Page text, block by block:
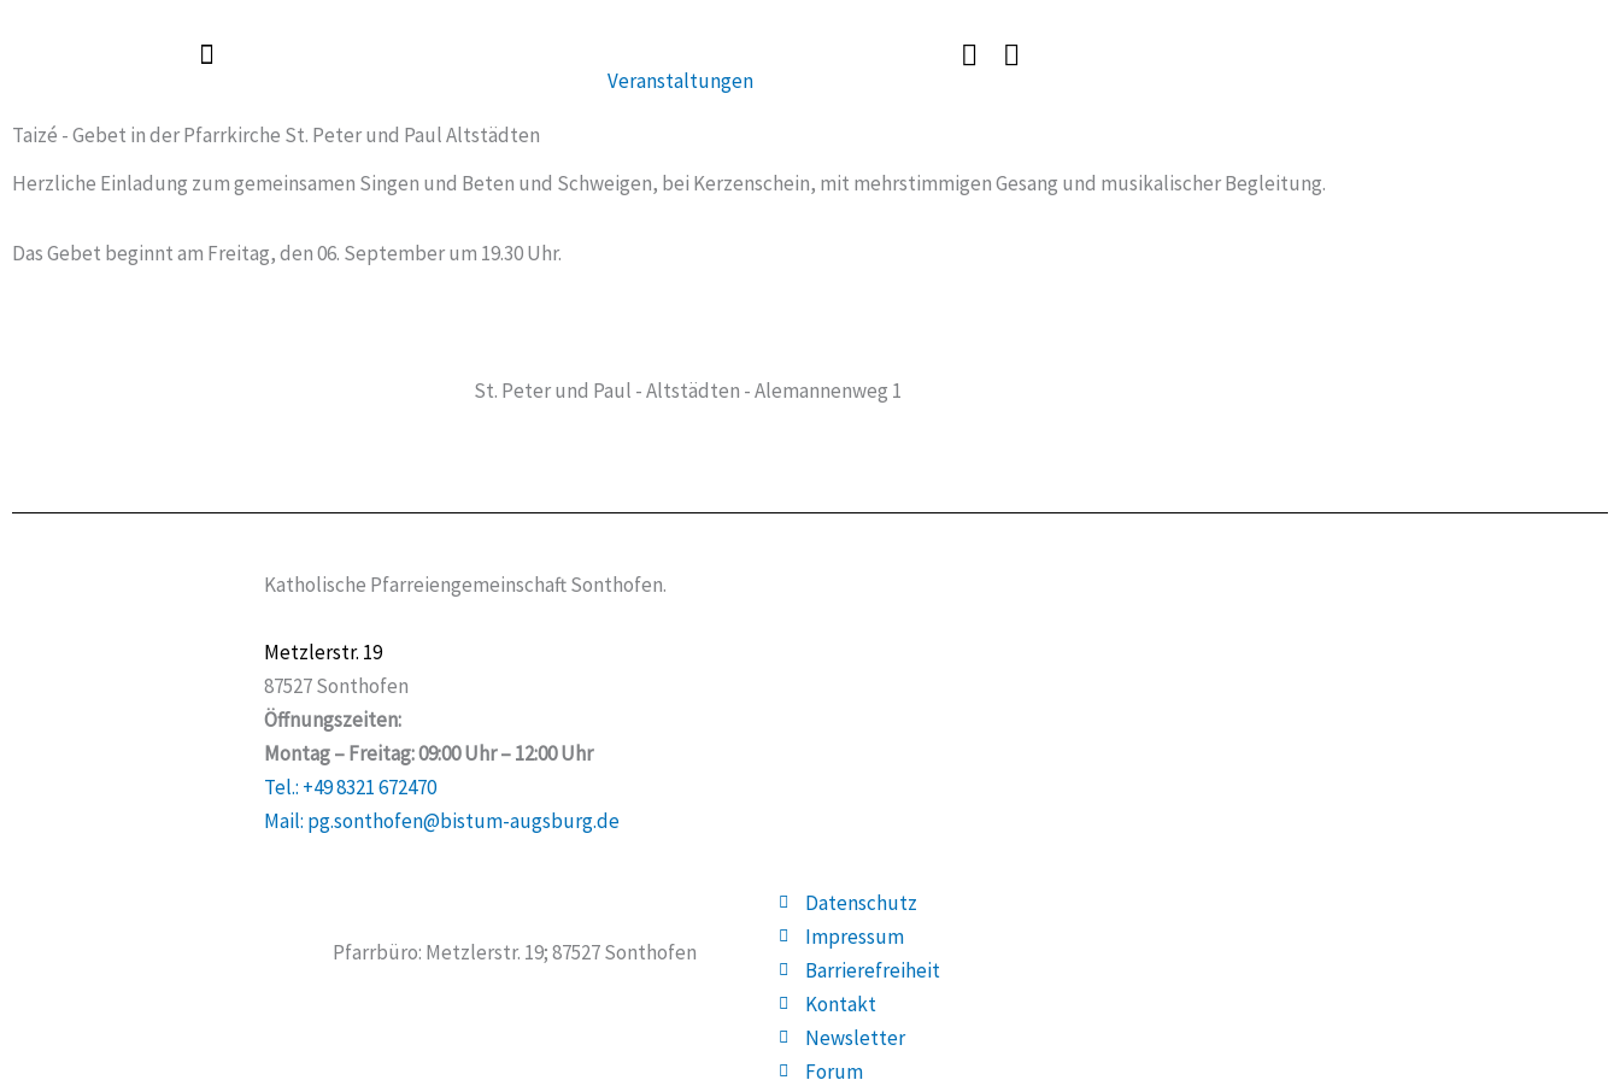
Veranstaltungen
Taizé - Gebet in der Pfarrkirche St. Peter und Paul Altstädten
Herzliche Einladung zum gemeinsamen Singen und Beten und Schweigen, bei Kerzenschein, mit mehrstimmigen Gesang und musikalischer Begleitung.
Das Gebet beginnt am Freitag, den 06. September um 19.30 Uhr.
St. Peter und Paul - Altstädten - Alemannenweg 1
Katholische Pfarreiengemeinschaft Sonthofen.
Metzlerstr. 19
87527 Sonthofen
Öffnungszeiten:
Montag – Freitag: 09:00 Uhr – 12:00 Uhr
Tel.: +49 8321 672470
Mail: pg.sonthofen@bistum-augsburg.de
Datenschutz
Impressum
Barrierefreiheit
Kontakt
Newsletter
Forum
Pfarrbüro: Metzlerstr. 19; 87527 Sonthofen